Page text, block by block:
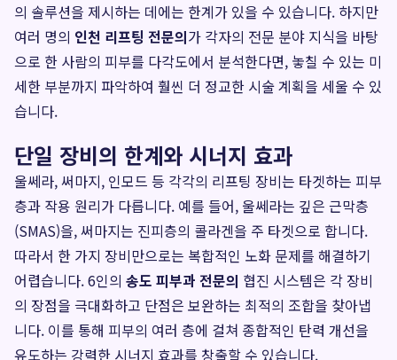
의 솔루션을 제시하는 데에는 한계가 있을 수 있습니다. 하지만
여러 명의 인천 리프팅 전문의가 각자의 전문 분야 지식을 바탕
으로 한 사람의 피부를 다각도에서 분석한다면, 놓칠 수 있는 미
세한 부분까지 파악하여 훨씬 더 정교한 시술 계획을 세울 수 있
습니다.
단일 장비의 한계와 시너지 효과
울쎄라, 써마지, 인모드 등 각각의 리프팅 장비는 타겟하는 피부
층과 작용 원리가 다릅니다. 예를 들어, 울쎄라는 깊은 근막층
(SMAS)을, 써마지는 진피층의 콜라겐을 주 타겟으로 합니다.
따라서 한 가지 장비만으로는 복합적인 노화 문제를 해결하기
어렵습니다. 6인의 송도 피부과 전문의 협진 시스템은 각 장비
의 장점을 극대화하고 단점은 보완하는 최적의 조합을 찾아냅
니다. 이를 통해 피부의 여러 층에 걸쳐 종합적인 탄력 개선을
유도하는 강력한 시너지 효과를 창출할 수 있습니다.